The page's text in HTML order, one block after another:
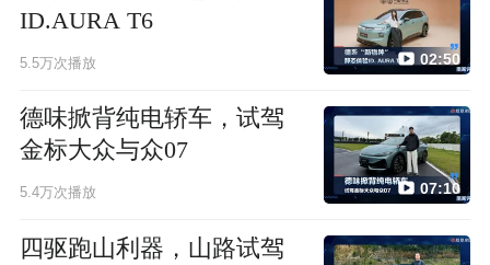
ID.AURA T6
5.5万次播放 02:50
德味掀背纯电轿车，试驾
金标大众与众07
5.4万次播放 07:10
四驱跑山利器，山路试驾